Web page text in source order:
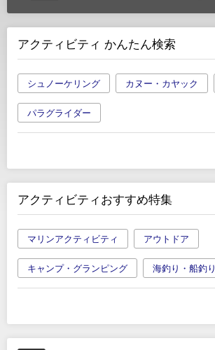
アクティビティ かんたん検索
シュノーケリング カヌー・カヤック
パラグライダー
アクティビティおすすめ特集
マリンアクティビティ アウトドア
キャンプ・グランピング 海釣り・船釣り